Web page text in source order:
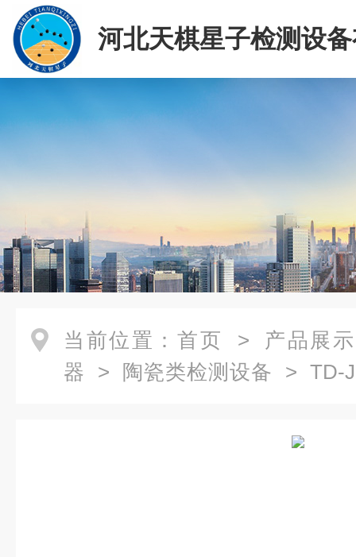
河北天棋星子检测设
司
当前位置： 首页 > 产品展示
器 > 陶瓷类检测设备 > TD-